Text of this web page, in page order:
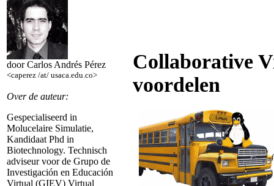
door Carlos Andrés Pérez
<caperez /at/ usaca.edu.co>
Over de auteur:
Gespecialiseerd in
Molucelaire Simulatie,
Kandidaat Phd in
Biotechnology. Technisch
adviseur voor de Grupo de
Investigación en Educación
Virtual (GIEV) Virtual
Collaborative
voordelen